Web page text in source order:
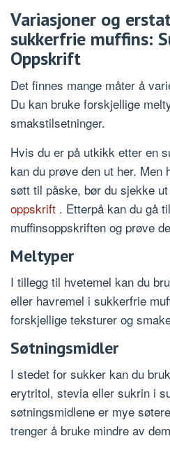
Variasjoner og
sukkerfrie muffins:
Oppskrift
Det finnes mange måter å
Du kan bruke forskjellige
smakstilsetninger.
Hvis du er på utkikk etter en
kan du prøve den ut her. Men
søtt til påske, bør du sjekke
oppskrift . Etterpå kan du gå
muffinsoppskriften og prøve
Meltyper
I tillegg til hvetemel kan du
eller havremel i sukkerfrie
forskjellige teksturer og
Søtningsmidler
I stedet for sukker kan du
erytritol, stevia eller sukrin i
søtningsmidlene er mye
trenger å bruke mindre av